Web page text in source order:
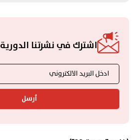
اشترك في نشرتنا الدورية
أرسل